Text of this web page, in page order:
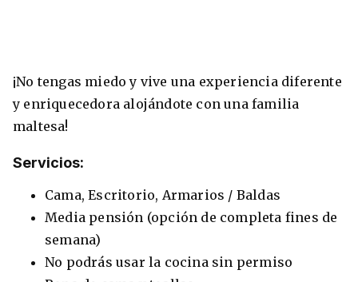
¡No tengas miedo y vive una experiencia diferente
y enriquecedora alojándote con una familia
maltesa!
Servicios:
Cama, Escritorio, Armarios / Baldas
Media pensión (opción de completa fines de
semana)
No podrás usar la cocina sin permiso